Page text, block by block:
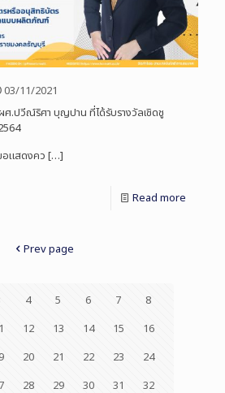
03/11/2021
.ปวีณ์ริศา บุญปาน ที่ได้รับรางวัลเชิดชู
แสดงคว […]
Read more
Prev page
4 5 6 7
8
12 13 14 15
16
20 21 22 23
24
28 29 30 31
32